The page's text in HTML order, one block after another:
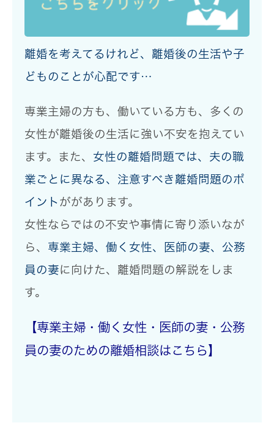
離婚を考えてるけれど、離婚後の生活や子
どものことが心配です…
専業主婦の方も、働いている方も、多くの
女性が離婚後の生活に強い不安を抱えてい
ます。また、 女性の離婚問題では、夫の職
業ごとに異なる、注意すべき離婚問題のポ
イント ががあります。
女性ならではの不安や事情に寄り添いなが
ら、 専業主婦、働く女性、医師の妻、公務
員の妻に向けた、離婚問題の解説 をしま
す。
【専業主婦・働く女性・医師の妻・公務
員の妻のための離婚相談はこちら】